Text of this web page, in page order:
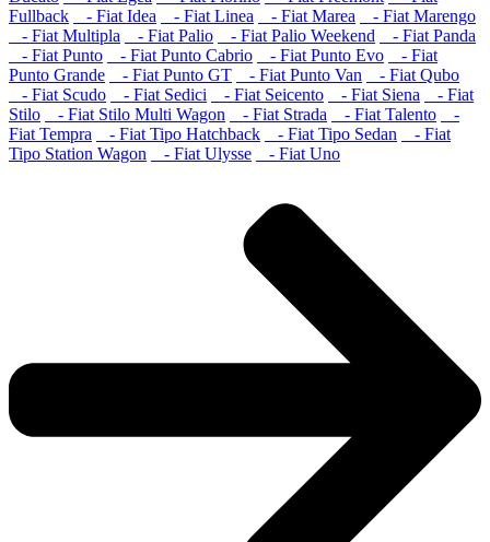
Fullback
- Fiat Idea - Fiat Linea - Fiat Marea
- Fiat Marengo
- Fiat Multipla
- Fiat Palio - Fiat Palio Weekend
- Fiat Panda
- Fiat Punto
- Fiat Punto Cabrio - Fiat Punto Evo
- Fiat
Punto Grande
- Fiat Punto GT - Fiat Punto Van
- Fiat Qubo
- Fiat Scudo
- Fiat Sedici - Fiat Seicento - Fiat Siena
- Fiat
Stilo
- Fiat Stilo Multi Wagon - Fiat Strada - Fiat Talento
-
Fiat Tempra
- Fiat Tipo Hatchback - Fiat Tipo Sedan
- Fiat
Tipo Station Wagon
- Fiat Ulysse - Fiat Uno